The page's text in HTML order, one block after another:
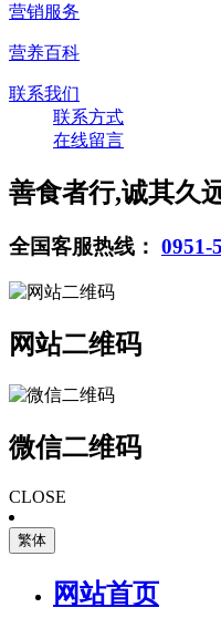
营销服务
营养百科
联系我们
联系方式
在线留言
善食者行,诚其久
全国客服热线： 0951-
网站二维码
微信二维码
CLOSE
繁体
网站首页